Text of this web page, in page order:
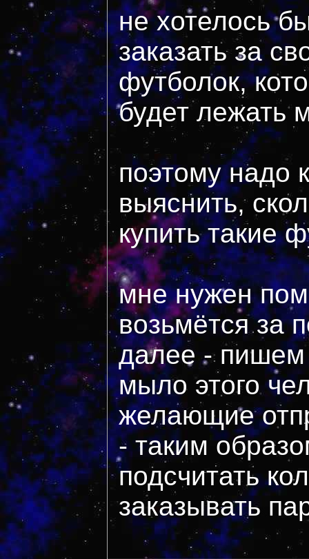
не хотелось
заказать за
футболок,
будет лежать
поэтому надо
выяснить,
купить такие
мне нужен
возьмётся за
далее - пишем
мыло этого
желающие
- таким
подсчитать
заказывать